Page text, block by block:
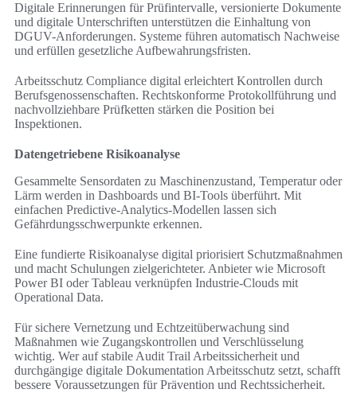
Digitale Erinnerungen für Prüfintervalle, versionierte Dokumente
und digitale Unterschriften unterstützen die Einhaltung von
DGUV-Anforderungen. Systeme führen automatisch Nachweise
und erfüllen gesetzliche Aufbewahrungsfristen.
Arbeitsschutz Compliance digital erleichtert Kontrollen durch
Berufsgenossenschaften. Rechtskonforme Protokollführung und
nachvollziehbare Prüfketten stärken die Position bei
Inspektionen.
Datengetriebene Risikoanalyse
Gesammelte Sensordaten zu Maschinenzustand, Temperatur oder
Lärm werden in Dashboards und BI-Tools überführt. Mit
einfachen Predictive-Analytics-Modellen lassen sich
Gefährdungsschwerpunkte erkennen.
Eine fundierte Risikoanalyse digital priorisiert Schutzmaßnahmen
und macht Schulungen zielgerichteter. Anbieter wie Microsoft
Power BI oder Tableau verknüpfen Industrie-Clouds mit
Operational Data.
Für sichere Vernetzung und Echtzeitüberwachung sind
Maßnahmen wie Zugangskontrollen und Verschlüsselung
wichtig. Wer auf stabile Audit Trail Arbeitssicherheit und
durchgängige digitale Dokumentation Arbeitsschutz setzt, schafft
bessere Voraussetzungen für Prävention und Rechtssicherheit.